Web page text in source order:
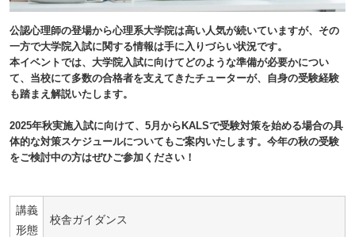
公認心理師の登場から心理系大学院は高い人気が続いていますが、その
一方で大学院入試に関する情報は手に入りづらい状況です。
本イベントでは、大学院入試に向けてどのような準備が必要かについ
て、当校にて多数の合格者を支えてきたチューターが、自身の受験経験
も踏まえ解説いたします。
2025年秋実施入試に向けて、5月からKALSで受験対策を始める場合の具
体的な対策スケジュールについてもご案内いたします。今年の秋の受験
をご検討中の方はぜひご参加ください！
講義
形態
校舎ガイダンス